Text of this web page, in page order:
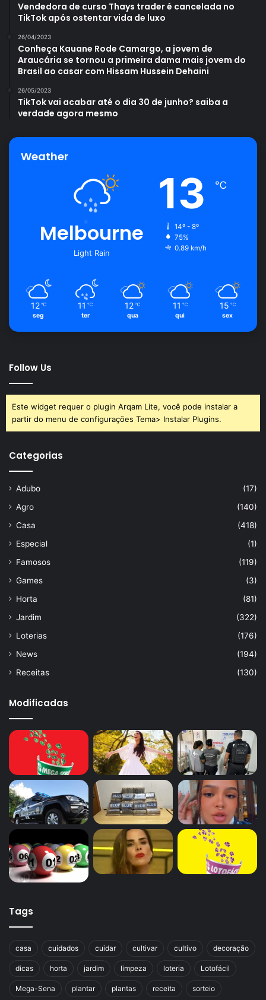
Vendedora de curso Thays trader é cancelada no
TikTok após ostentar vida de luxo
26/04/2023
Conheça Kauane Rode Camargo, a jovem de
Araucária se tornou a primeira dama mais jovem do
Brasil ao casar com Hissam Hussein Dehaini
26/05/2023
TikTok vai acabar até o dia 30 de junho? saiba a
verdade agora mesmo
Weather
Melbourne
Light Rain
13 ℃
14º - 8º
75%
0.89 km/h
12 ℃
seg
11 ℃
ter
12 ℃
qua
11 ℃
qui
15 ℃
sex
Follow Us
Este widget requer o plugin Arqam Lite, você pode instalar a
partir do menu de configurações Tema> Instalar Plugins.
Categorias
Adubo
(17)
Agro
(140)
Casa
(418)
Especial
(1)
Famosos
(119)
Games
(3)
Horta
(81)
Jardim
(322)
Loterias
(176)
News
(194)
Receitas
(130)
Modificadas
Tags
casa cuidados cuidar cultivar cultivo decoração
dicas horta jardim limpeza loteria Lotofácil
Mega-Sena plantar plantas receita sorteio